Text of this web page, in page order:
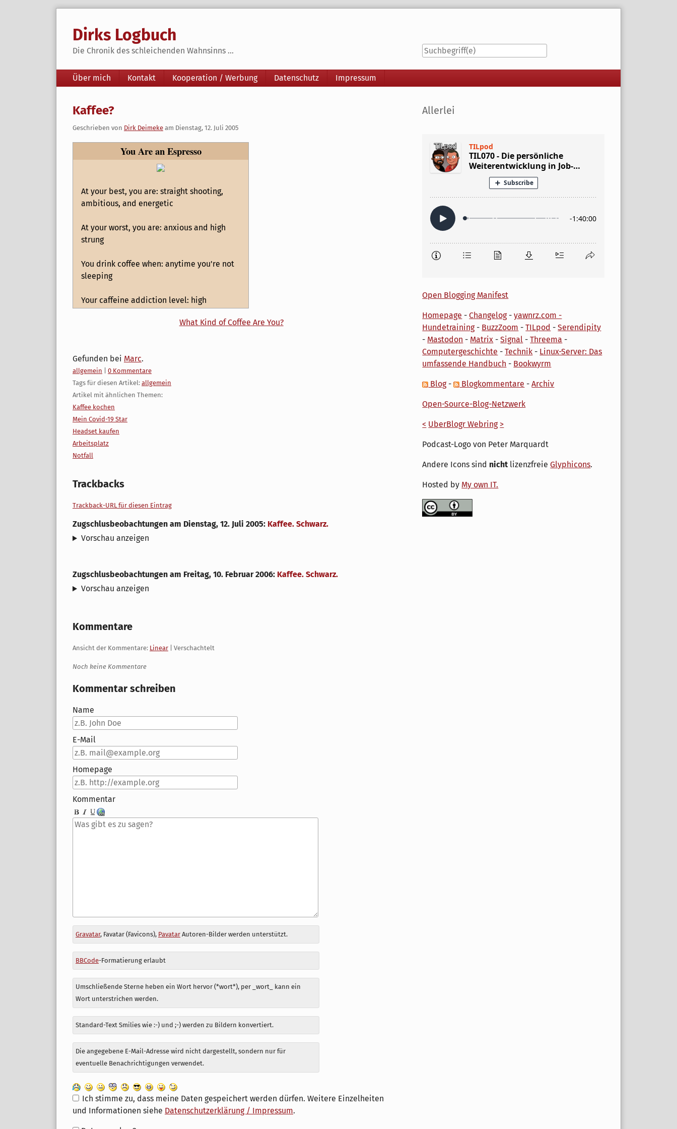
Dirks Logbuch
Die Chronik des schleichenden Wahnsinns ...
Navigation
Über mich Kontakt Kooperation / Werbung Datenschutz Impressum
Kaffee?
Geschrieben von Dirk Deimeke am Dienstag, 12. Juli 2005
You Are an Espresso
At your best, you are: straight shooting,
ambitious, and energetic
At your worst, you are: anxious and high
strung
You drink coffee when: anytime you're not
sleeping
Your caffeine addiction level: high
What Kind of Coffee Are You?
Gefunden bei Marc.
Kategorien:
allgemein
0 Kommentare
Tags für diesen Artikel: allgemein
Artikel mit ähnlichen Themen:
Kaffee kochen
Mein Covid-19 Star
Headset kaufen
Arbeitsplatz
Notfall
Trackbacks
Trackback-URL für diesen Eintrag
Zugschlusbeobachtungen am Dienstag, 12. Juli 2005: Kaffee. Schwarz.
Vorschau anzeigen
Zugschlusbeobachtungen am Freitag, 10. Februar 2006: Kaffee. Schwarz.
Vorschau anzeigen
Kommentare
Ansicht der Kommentare: Linear | Verschachtelt
Noch keine Kommentare
Kommentar schreiben
Name
E-Mail
Homepage
Kommentar
Antwort
zu
Gravatar, Favatar (Favicons), PavatarAutoren-Bilder werden unterstützt.
BBCode-Formatierung erlaubt
Umschließende Sterne heben ein Wort hervor (*wort*), per _wort_ kann ein
Wort unterstrichen werden.
Standard-Text Smilies wie :-) und ;-) werden zu Bildern konvertiert.
Die angegebene E-Mail-Adresse wird nicht dargestellt, sondern nur für
eventuelle Benachrichtigungen verwendet.
Ich stimme zu, dass meine Daten gespeichert werden dürfen. Weitere Einzelheiten
und Informationen siehe Datenschutzerklärung / Impressum.
Seitenleiste
Allerlei
Open Blogging Manifest
Homepage -Changelog-yawnrz.com -
Hundetraining- BuzzZoom -TILpod -Serendipity
- Mastodon - Matrix -Signal -Threema -
Computergeschichte -Technik - Linux-Server: Das
umfassende Handbuch - Bookwyrm
Blog- Blogkommentare -Archiv
Open-Source-Blog-Netzwerk
< UberBlogr Webring >
Podcast-Logo von Peter Marquardt
Andere Icons sind nicht lizenzfreieGlyphicons.
Hosted by My own IT.